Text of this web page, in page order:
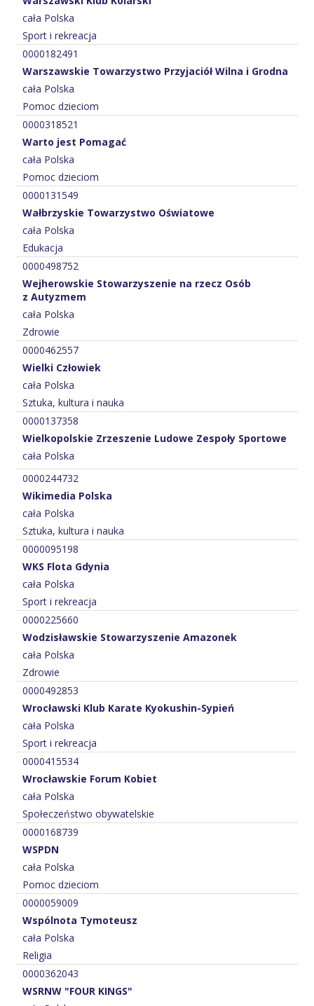
cała Polska
Sport i rekreacja
0000182491
Warszawskie Towarzystwo Przyjaciół Wilna i Grodna
cała Polska
Pomoc dzieciom
0000318521
Warto jest Pomagać
cała Polska
Pomoc dzieciom
0000131549
Wałbrzyskie Towarzystwo Oświatowe
cała Polska
Edukacja
0000498752
Wejherowskie Stowarzyszenie na rzecz Osób
z Autyzmem
cała Polska
Zdrowie
0000462557
Wielki Człowiek
cała Polska
Sztuka, kultura i nauka
0000137358
Wielkopolskie Zrzeszenie Ludowe Zespoły Sportowe
cała Polska
0000244732
Wikimedia Polska
cała Polska
Sztuka, kultura i nauka
0000095198
WKS Flota Gdynia
cała Polska
Sport i rekreacja
0000225660
Wodzisławskie Stowarzyszenie Amazonek
cała Polska
Zdrowie
0000492853
Wrocławski Klub Karate Kyokushin-Sypień
cała Polska
Sport i rekreacja
0000415534
Wrocławskie Forum Kobiet
cała Polska
Społeczeństwo obywatelskie
0000168739
WSPDN
cała Polska
Pomoc dzieciom
0000059009
Wspólnota Tymoteusz
cała Polska
Religia
0000362043
WSRNW "FOUR KINGS"